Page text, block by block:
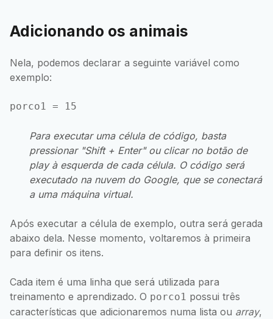
Adicionando os animais
Nela, podemos declarar a seguinte variável como
exemplo:
Para executar uma célula de código, basta
pressionar "Shift + Enter" ou clicar no botão de
play à esquerda de cada célula. O código será
executado na nuvem do Google, que se conectará
a uma máquina virtual.
Após executar a célula de exemplo, outra será gerada
abaixo dela. Nesse momento, voltaremos à primeira
para definir os itens.
Cada item é uma linha que será utilizada para
treinamento e aprendizado. O porco1 possui três
características que adicionaremos numa lista ou array,